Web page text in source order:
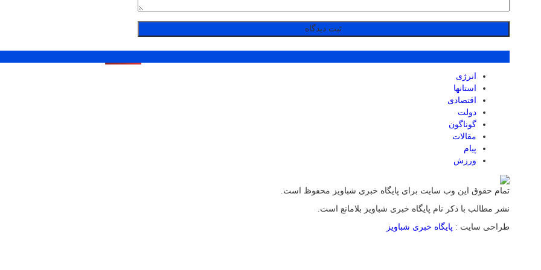
انرژی
استانها
اقتصادی
دولت
گوناگون
مقالات
پیام
ورزش
تمام حقوق این وب سایت برای پایگاه خبری شباویز محفوظ است.
نشر مطالب با ذکر نام پایگاه خبری شباویز بلامانع است.
طراحی سایت : پایگاه خبری شباویز